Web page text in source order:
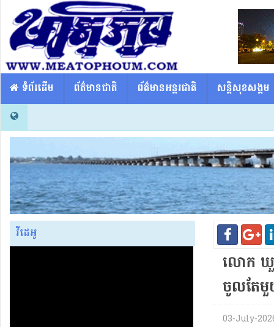
​​ ទំព័រដើម ព័ត៌មានជាតិ ព័ត៌មានអន្តរជាតិ សន្តិសុខសង្គម
វីដេអូ
លោក ឃួ​ង
ចូល​តែមួ
03-July-